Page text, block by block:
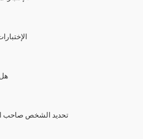
(12)
(14) تحديد الشخص